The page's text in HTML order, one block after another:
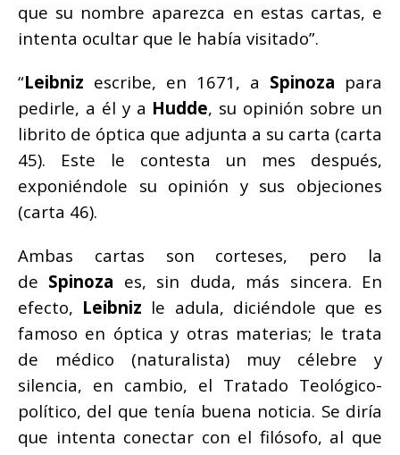
que su nombre aparezca en estas cartas, e
intenta ocultar que le había visitado”.
“Leibniz escribe, en 1671, a Spinoza para
pedirle, a él y a Hudde, su opinión sobre un
librito de óptica que adjunta a su carta (carta
45). Este le contesta un mes después,
exponiéndole su opinión y sus objeciones
(carta 46).
Ambas cartas son corteses, pero la
de Spinoza es, sin duda, más sincera. En
efecto, Leibniz le adula, diciéndole que es
famoso en óptica y otras materias; le trata
de médico (naturalista) muy célebre y
silencia, en cambio, el Tratado Teológico-
político, del que tenía buena noticia. Se diría
que intenta conectar con el filósofo, al que